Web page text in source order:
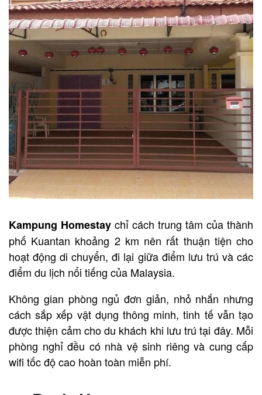
Kampung Homestay chỉ cách trung tâm của thành
phố Kuantan khoảng 2 km nên rất thuận tiện cho
hoạt động di chuyển, đi lại giữa điểm lưu trú và các
điểm du lịch nổi tiếng của Malaysia.
Không gian phòng ngủ đơn giản, nhỏ nhắn nhưng
cách sắp xếp vật dụng thông minh, tinh tế vẫn tạo
được thiện cảm cho du khách khi lưu trú tại đây. Mỗi
phòng nghỉ đều có nhà vệ sinh riêng và cung cấp
wifi tốc độ cao hoàn toàn miễn phí.